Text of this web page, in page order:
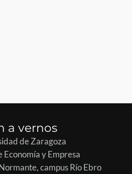
a vernos
de Zaragoza
Economía y Empresa
campus Río Ebro